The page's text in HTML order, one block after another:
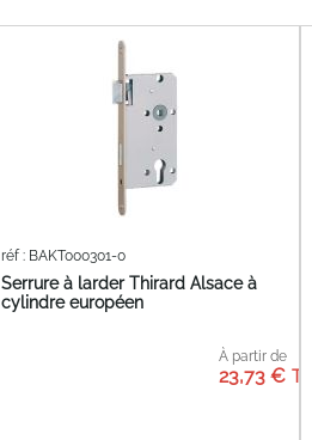
Serrure à larder Thirard Alsace à
cylindre européen
réf : BAKT000301-0
À partir de
23,73 €